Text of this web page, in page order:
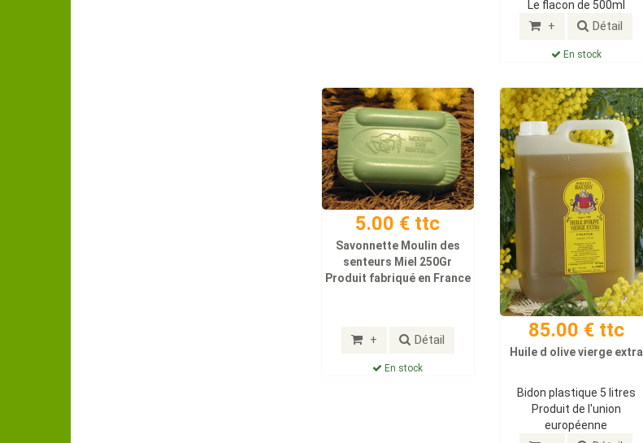
Le flacon de 500ml
+ Détail
En stock
5.00 € ttc
Savonnette Moulin des
senteurs Miel 250Gr
Produit fabriqué en France
+ Détail
En stock
85.00 € ttc
Huile d olive vierge extra
Bidon plastique 5 litres
Produit de l'union
européenne